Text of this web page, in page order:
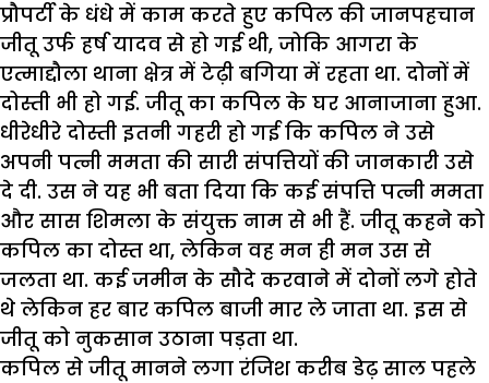
प्रौपर्टी के धंधे में काम करते हुए कपिल की जानपहचान
जीतू उर्फ हर्ष यादव से हो गई थी, जोकि आगरा के
एत्माद्दौला थाना क्षेत्र में टेढ़ी बगिया में रहता था. दोनों में
दोस्ती भी हो गई. जीतू का कपिल के घर आनाजाना हुआ.
धीरेधीरे दोस्ती इतनी गहरी हो गई कि कपिल ने उसे
अपनी पत्नी ममता की सारी संपत्तियों की जानकारी उसे
दे दी. उस ने यह भी बता दिया कि कई संपत्ति पत्नी ममता
और सास शिमला के संयुक्त नाम से भी हैं. जीतू कहने को
कपिल का दोस्त था, लेकिन वह मन ही मन उस से
जलता था. कई जमीन के सौदे करवाने में दोनों लगे होते
थे लेकिन हर बार कपिल बाजी मार ले जाता था. इस से
जीतू को नुकसान उठाना पड़ता था.
कपिल से जीतू मानने लगा रंजिश करीब डेढ़ साल पहले